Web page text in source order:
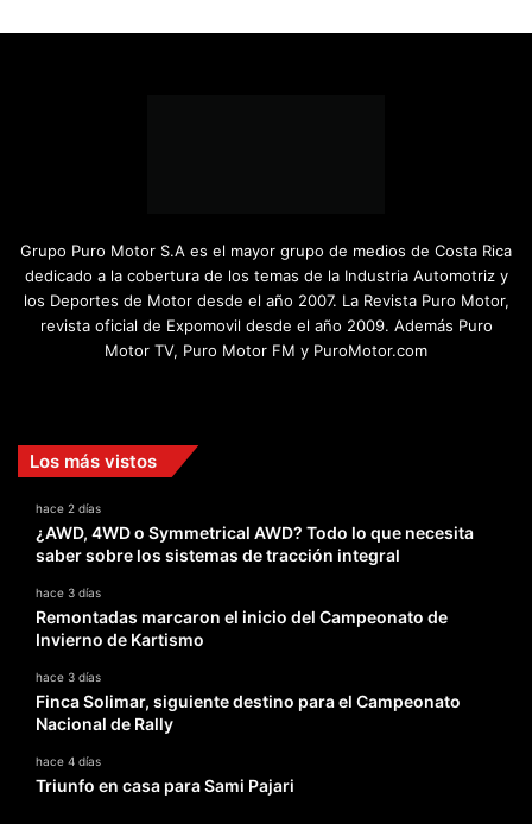
Grupo Puro Motor S.A es el mayor grupo de medios de Costa Rica
dedicado a la cobertura de los temas de la Industria Automotriz y
los Deportes de Motor desde el año 2007. La Revista Puro Motor,
revista oficial de Expomovil desde el año 2009. Además Puro
Motor TV, Puro Motor FM y PuroMotor.com
Los más vistos
hace 2 días
¿AWD, 4WD o Symmetrical AWD? Todo lo que necesita
saber sobre los sistemas de tracción integral
hace 3 días
Remontadas marcaron el inicio del Campeonato de
Invierno de Kartismo
hace 3 días
Finca Solimar, siguiente destino para el Campeonato
Nacional de Rally
hace 4 días
Triunfo en casa para Sami Pajari